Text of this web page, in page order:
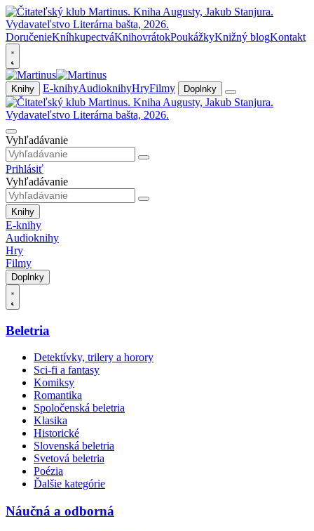
DoručenieKníhkupectváKnihovrátokPoukážkyKnižný blogKontakt
Knihy E-knihyAudioknihyHryFilmy Doplnky
Vyhľadávanie
Prihlásiť
Vyhľadávanie
Knihy
E-knihy
Audioknihy
Hry
Filmy
Doplnky
Beletria
Detektívky, trilery a horory
Sci-fi a fantasy
Komiksy
Romantika
Spoločenská beletria
Klasika
Historické
Slovenská beletria
Svetová beletria
Poézia
Ďalšie kategórie
Náučná a odborná